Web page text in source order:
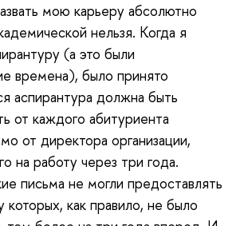
мою карьеру абсолютно
нельзя. Когда я
(а это были
времена), было принято
аспирантура должна быть
от каждого абитуриента
от директора организации,
на работу через три года.
письма не могли предоставлять
как правило, не было